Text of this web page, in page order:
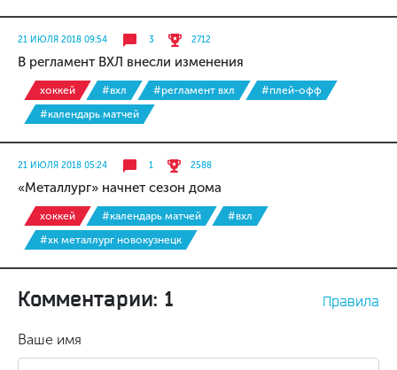
21 ИЮЛЯ 2018 09:54 3 2712
В регламент ВХЛ внесли изменения
хоккей #вхл #регламент вхл
#плей-офф
#календарь матчей
21 ИЮЛЯ 2018 05:24 1 2588
«Металлург» начнет сезон дома
хоккей #календарь матчей
#вхл
#хк металлург новокузнецк
Комментарии: 1 Правила
Ваше имя